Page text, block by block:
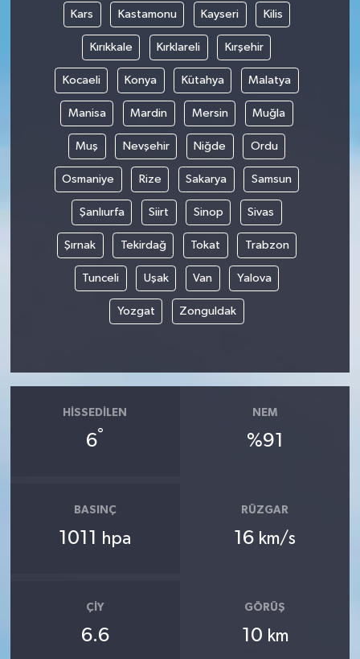
Kars Kastamonu Kayseri Kilis
Kırıkkale Kırklareli Kırşehir
Kocaeli Konya Kütahya Malatya
Manisa Mardin Mersin Muğla
Muş Nevşehir Niğde Ordu
Osmaniye Rize Sakarya Samsun
Şanlıurfa Siirt Sinop Sivas
Şırnak Tekirdağ Tokat Trabzon
Tunceli Uşak Van Yalova
Yozgat Zonguldak
HISSEDILEN
6°
NEM
%91
BASINÇ
1011 hpa
RÜZGAR
16 km/s
ÇIY
6.6
GÖRÜŞ
10 km